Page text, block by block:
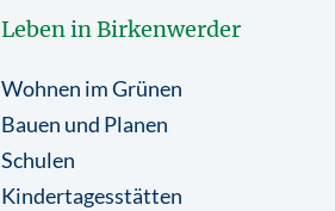
Leben in Birkenwerder
Wohnen im Grünen
Bauen und Planen
Schulen
Kindertagesstätten